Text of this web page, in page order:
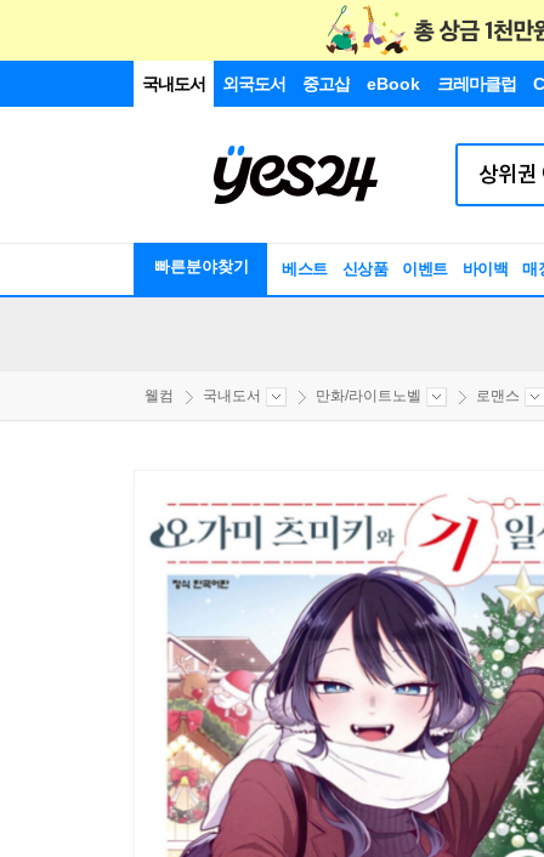
국내도서 외국도서 중고샵 eBook 크레마클럽
빠른분야찾기 베스트 신상품 이벤트 바이백 매
웰컴 국내도서 만화/라이트노벨 로맨스